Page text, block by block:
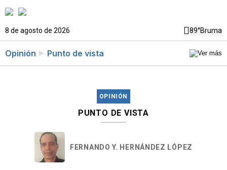
8 de agosto de 2026 89°Bruma
Opinión Punto de vista
OPINIÓN
PUNTO DE VISTA
FERNANDO Y. HERNÁNDEZ LÓPEZ